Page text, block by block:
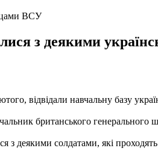
ВСУ
з деякими
відвідали навчальну базу
британського генерального
деякими солдатами, які